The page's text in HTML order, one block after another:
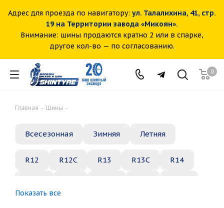
Адрес для проезда по навигатору: ул. Талалихина, 41, стр.
19 на Территории завода «Микоян».
Внимание: шины продаются кратно 2 или в спарке,
другое кол-во — по согласованию.
0
Главная - Шины -
Всесезонная Зимняя Летняя
R12 R12C R13 R13C R14
Показать все